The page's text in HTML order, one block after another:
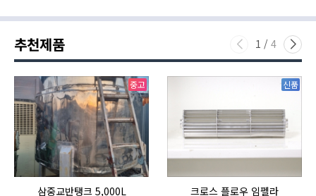
추천제품 1 / 4
중고
삼중교반탱크 5,000L
신품
크로스 플로우 임펠라